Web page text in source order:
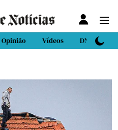
Opinião Vídeos DN Sport